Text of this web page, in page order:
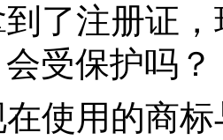
到了注册证
受保护吗？
在使用的商